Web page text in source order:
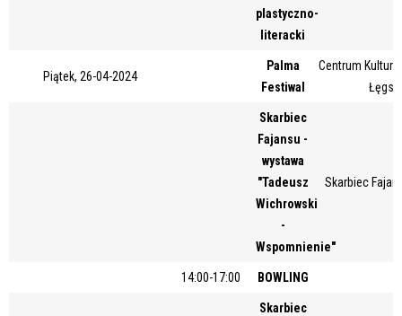
Promowane
plastyczno-
literacki
Piątek, 26-04-2024
Palma
Festiwal
Centrum Kultury
Skarbiec
Fajansu -
wystawa
"Tadeusz
Wichrowski
-
Wspomnienie"
Skarbiec
14:00-17:00 BOWLING
Skarbiec